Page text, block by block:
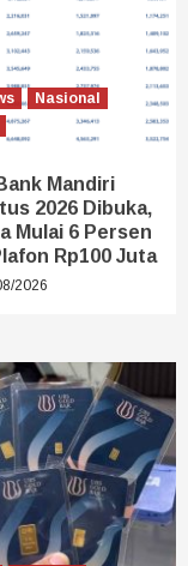
Nasional
Mandiri
2026 Dibuka,
Mulai 6 Persen
Rp100 Juta
2026